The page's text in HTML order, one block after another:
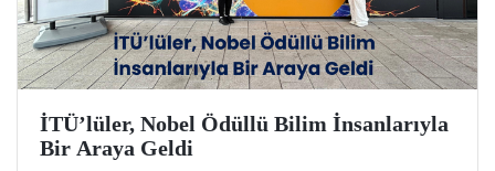
İTÜ’lüler, Nobel Ödüllü Bilim İnsanlarıyla
Bir Araya Geldi